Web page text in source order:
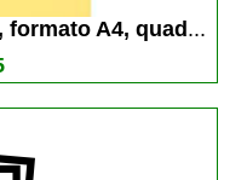
A4, quad ...